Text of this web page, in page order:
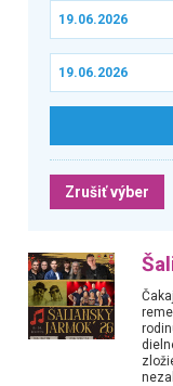
Zrušiť výber